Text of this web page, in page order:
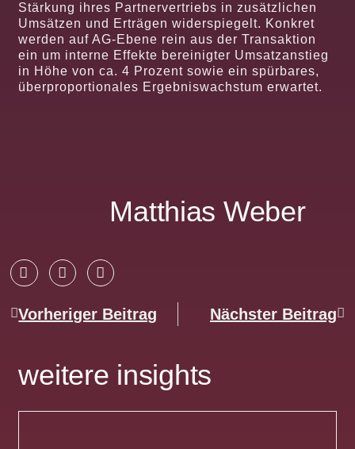
Stärkung ihres Partnervertriebs in zusätzlichen
Umsätzen und Erträgen widerspiegelt. Konkret
werden auf AG-Ebene rein aus der Transaktion
ein um interne Effekte bereinigter Umsatzanstieg
in Höhe von ca. 4 Prozent sowie ein spürbares,
überproportionales Ergebniswachstum erwartet.
Matthias Weber
Vorheriger Beitrag Nächster Beitrag
weitere insights